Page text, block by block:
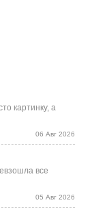
картинку, а
06 Авг 2026
все
05 Авг 2026